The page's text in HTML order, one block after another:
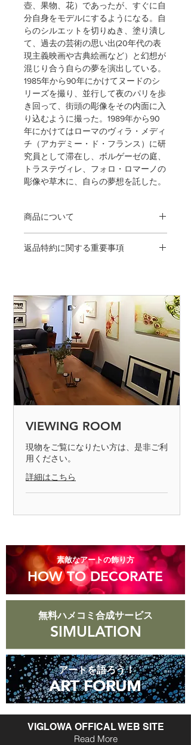
壺、果物、花）であったが、すぐに自
分自身をモデルにするようになる。自
らのシルエットを切りぬき、塗り潰し
て、過去の芸術の思い出(20年代の表
現主義映画や古典絵画など）と幻想が
混じり合う自らの夢を演出している。
1985年から90年にかけてヌードのシ
リーズを撮り、並行して夜のパリを歩
き回って、街頭の彫像をその内面に入
り込むように撮った。1989年から90
年にかけてはローマのヴィラ・メディ
チ（アカデミー・ド・フランス）に研
究員として滞在し、ボルゲーゼの庭、
トラステヴィレ、フォロ・ロマーノの
彫像や草木に、自らの夢想を託した。
商品について
ション入りゼラチンシルバープリント
ム外寸442mm×563mm（半切）／
gelatin silver print（ゼラチンシルバー
プリント）／edition 3/12／ギャラリー
証明書付／※商品の色は、ご覧いただ
いているディスプレイの状態により、
実物と多少の違いが生じることがござ
いますのでご了承ください。
返品特約に関する重要事項
◎発送手違いに関して、送料着払いに
て弊社にお送り下さい。（到着日にご
連絡下さい）
◎商品が不良品の場合、送料着払いに
て弊社にお送り下さい。（到着日にご
連絡下さい）返品商品を確認後、交換
もしくは返金の手続きを取らせて頂き
ます。不良品の判断は、製品を検査し
て不良品と認められた場合のみとなり
ます。商品の返却は7日以内でお願い
致します。
◎お客様の責任で、キズや汚れが生じ
た商品、商品到着後8日以上経過した
商品についての返品はお受けできませ
んのでご了承ください。
VIEWING ROOM
現物をご覧になりたい方は、是非ご利
用ください。
詳細はこちら
​素敵なアートの飾り方
HOW TO DECORATE
無料ハメコミ合成サービス
SIMULATION
アートを語ろう！
ART FORUM
ART FORUM
VIGLOWA OFFICAL WEB SITE
Read More